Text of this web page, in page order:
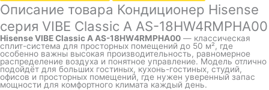
Описание товара Кондиционер Hisense
серия VIBE Classic A AS-18HW4RMPHA00
Hisense VIBE Classic A AS-18HW4RMPHA00 — классическая
сплит-система для просторных помещений до 50 м², где
особенно важны высокая производительность, равномерное
распределение воздуха и понятное управление. Модель отлично
подойдёт для больших гостиных, кухонь-гостиных, студий,
офисов и просторных помещений, где нужен уверенный запас
мощности для комфортного климата каждый день.